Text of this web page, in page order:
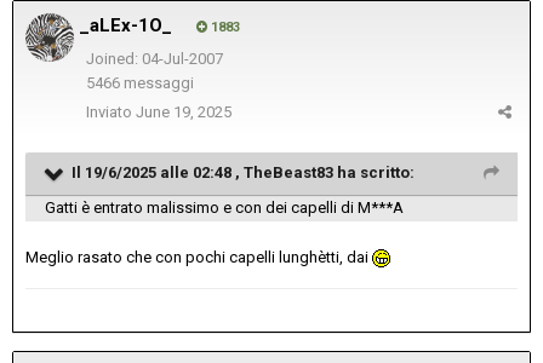
_aLEx-1O_ 1883
Joined: 04-Jul-2007
5466 messaggi
Inviato June 19, 2025
Il 19/6/2025 alle 02:48 , TheBeast83 ha scritto:
Gatti è entrato malissimo e con dei capelli di M***A
Meglio rasato che con pochi capelli lunghètti, dai